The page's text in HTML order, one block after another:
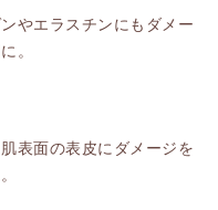
やエラスチンにもダメー
。
表面の表皮にダメージを